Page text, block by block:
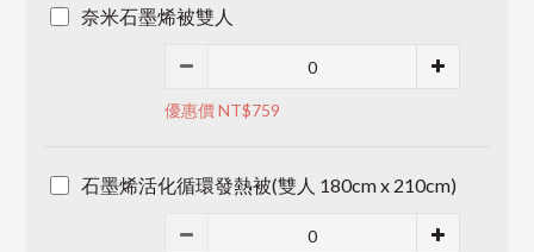
奈米石墨烯被雙人
優惠價 NT$759
石墨烯活化循環發熱被(雙人 180cm x 210cm)